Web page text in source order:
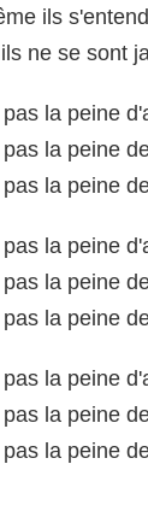
ils
ne se sont
pas la peine
pas la peine
la peine
pas la peine
pas la peine
la peine
pas la peine
pas la peine
la peine